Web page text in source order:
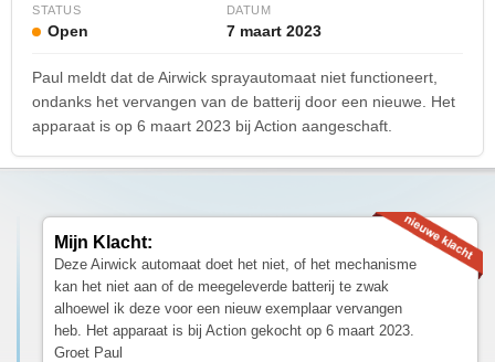
STATUS
Open
DATUM
7 maart 2023
Paul meldt dat de Airwick sprayautomaat niet functioneert,
ondanks het vervangen van de batterij door een nieuwe. Het
apparaat is op 6 maart 2023 bij Action aangeschaft.
Mijn Klacht:
Deze Airwick automaat doet het niet, of het mechanisme
kan het niet aan of de meegeleverde batterij te zwak
alhoewel ik deze voor een nieuw exemplaar vervangen
heb. Het apparaat is bij Action gekocht op 6 maart 2023.
Groet Paul